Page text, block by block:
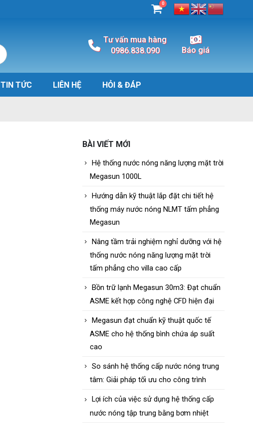
0
Tư vấn mua hàng
0986.838.090
Báo giá
TIN TỨC LIÊN HỆ HỎI & ĐÁP
BÀI VIẾT MỚI
Hệ thống nước nóng năng lượng mặt trời
Megasun 1000L
Hướng dẫn kỹ thuật lắp đặt chi tiết hệ
thống máy nước nóng NLMT tấm phẳng
Megasun
Nâng tầm trải nghiệm nghỉ dưỡng với hệ
thống nước nóng năng lượng mặt trời
tấm phẳng cho villa cao cấp
Bồn trữ lạnh Megasun 30m3: Đạt chuẩn
ASME kết hợp công nghệ CFD hiện đại
Megasun đạt chuẩn kỹ thuật quốc tế
ASME cho hệ thống bình chứa áp suất
cao
So sánh hệ thống cấp nước nóng trung
tâm: Giải pháp tối ưu cho công trình
Lợi ích của việc sử dụng hệ thống cấp
nước nóng tập trung bằng bơm nhiệt